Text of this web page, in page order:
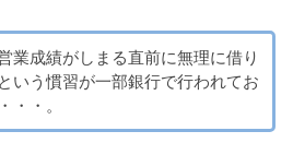
業成績がしまる直前に無理に借り
いう慣習が一部銀行で行われてお
・・。